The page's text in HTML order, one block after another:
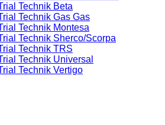
Technik Beta
Technik Gas Gas
Technik Montesa
Technik Sherco/Scorpa
Technik TRS
Technik Universal
Technik Vertigo